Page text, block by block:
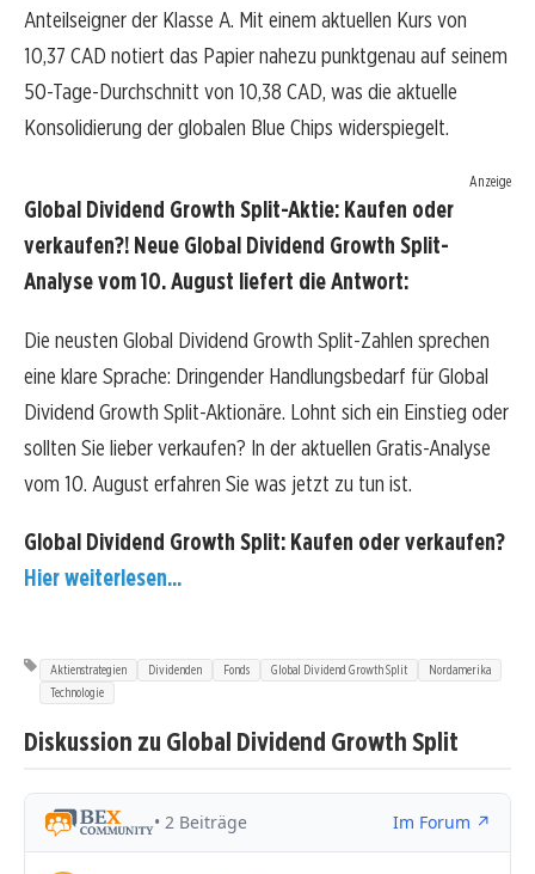
Anteilseigner der Klasse A. Mit einem aktuellen Kurs von
10,37 CAD notiert das Papier nahezu punktgenau auf seinem
50-Tage-Durchschnitt von 10,38 CAD, was die aktuelle
Konsolidierung der globalen Blue Chips widerspiegelt.
Anzeige
Global Dividend Growth Split-Aktie: Kaufen oder
verkaufen?! Neue Global Dividend Growth Split-
Analyse vom 10. August liefert die Antwort:
Die neusten Global Dividend Growth Split-Zahlen sprechen
eine klare Sprache: Dringender Handlungsbedarf für Global
Dividend Growth Split-Aktionäre. Lohnt sich ein Einstieg oder
sollten Sie lieber verkaufen? In der aktuellen Gratis-Analyse
vom 10. August erfahren Sie was jetzt zu tun ist.
Global Dividend Growth Split: Kaufen oder verkaufen?
Hier weiterlesen...
Aktienstrategien Dividenden Fonds Global Dividend Growth Split
Nordamerika
Technologie
Diskussion zu Global Dividend Growth Split